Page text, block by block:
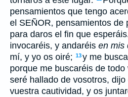
pensamientos que tengo
el SEÑOR, pensamientos de
para daros el fin que
invocaréis, y andaréis en mis
mí, y yo os oiré; 13y me
porque me buscaréis de
seré hallado de vosotros,
vuestra cautividad, y os